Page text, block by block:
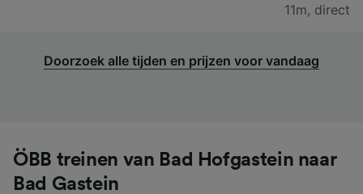
11m, direct
Doorzoek alle tijden en prijzen voor vandaag
ÖBB treinen van Bad Hofgastein naar
Bad Gastein